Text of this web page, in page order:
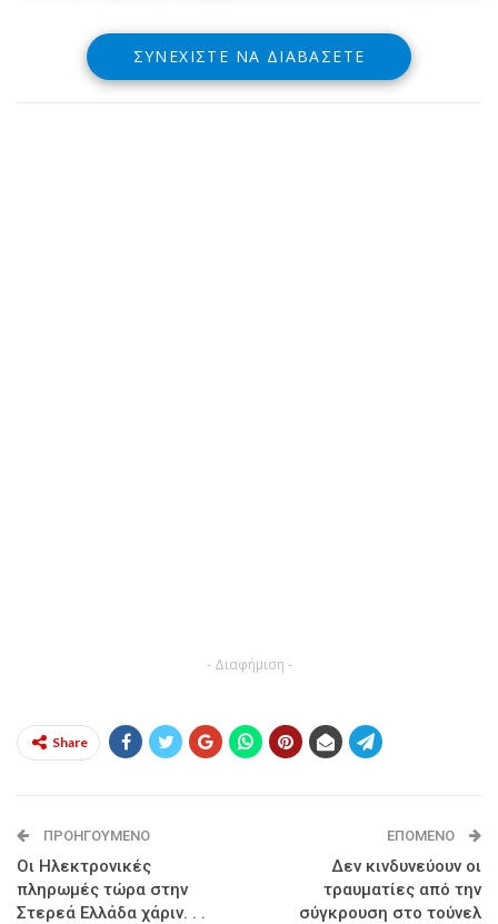
ΣΥΝΕΧΊΣΤΕ ΝΑ ΔΙΑΒΆΣΕΤΕ
- Διαφήμιση -
Share
ΠΡΟΗΓΟΎΜΕΝΟ
Οι Ηλεκτρονικές
πληρωμές τώρα στην
Στερεά Ελλάδα χάριν. . .
ΕΠΌΜΕΝΟ
Δεν κινδυνεύουν οι
τραυματίες από την
σύγκρουση στο τούνελ